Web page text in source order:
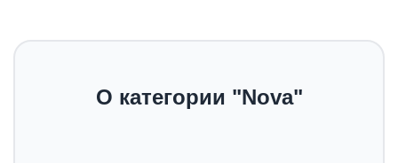
О категории "Nova"